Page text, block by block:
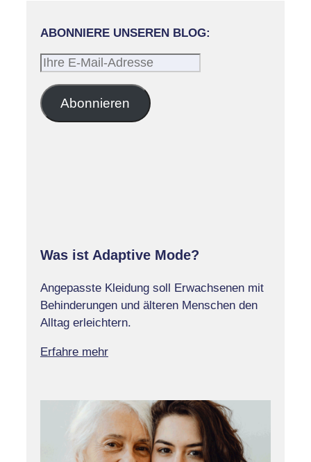
ABONNIERE UNSEREN BLOG:
Ihre
Mail-
Adresse
Abonnieren
Was ist Adaptive Mode?
Angepasste Kleidung soll Erwachsenen mit
Behinderungen und älteren Menschen den
Alltag erleichtern.
Erfahre mehr